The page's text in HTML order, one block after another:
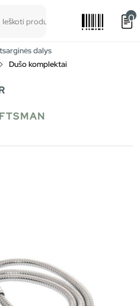
0
dalys
Dušo komplektai